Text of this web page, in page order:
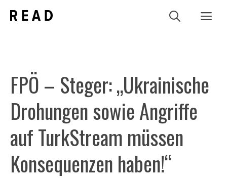
Inhalt
FPÖ – Steger: „Ukrainische
Drohungen sowie Angriffe
auf TurkStream müssen
Konsequenzen haben!“